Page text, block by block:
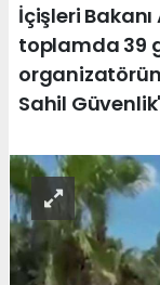
İçişleri
toplamda 39
Sahil